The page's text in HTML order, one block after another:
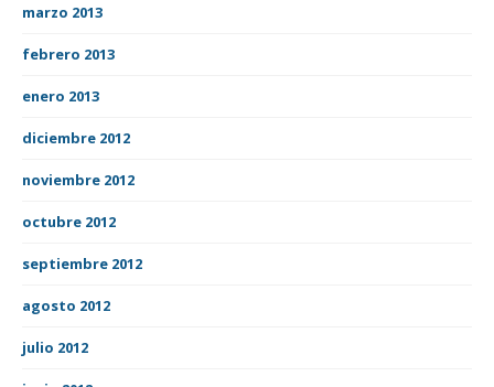
marzo 2013
febrero 2013
enero 2013
diciembre 2012
noviembre 2012
octubre 2012
septiembre 2012
agosto 2012
julio 2012